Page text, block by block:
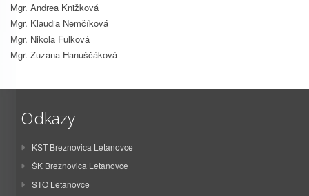
Mgr. Andrea Knižková
Mgr. Klaudia Nemčíková
Mgr. Nikola Fulková
Mgr. Zuzana Hanuščáková
Odkazy
KST Breznovica Letanovce
ŠK Breznovica Letanovce
STO Letanovce